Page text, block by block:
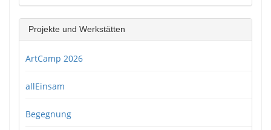
Projekte und Werkstätten
ArtCamp 2026
allEinsam
Begegnung